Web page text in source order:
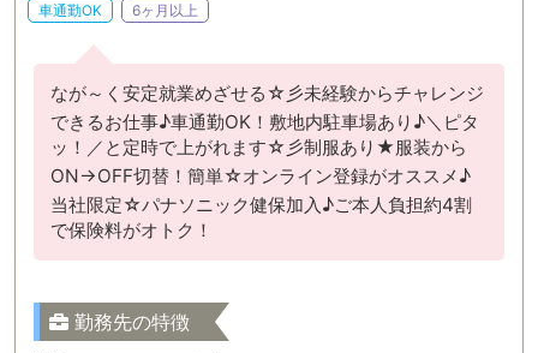
車通勤OK
6ヶ月以上
なが～く安定就業めざせる☆彡未経験からチャレンジ
できるお仕事♪車通勤OK！敷地内駐車場あり♪＼ピタ
ッ！／と定時で上がれます☆彡制服あり★服装から
ON→OFF切替！簡単☆オンライン登録がオススメ♪
当社限定☆パナソニック健保加入♪ご本人負担約4割
で保険料がオトク！
勤務先の特徴